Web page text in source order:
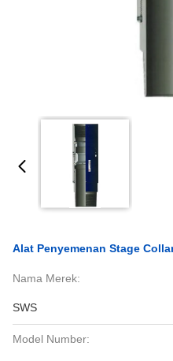
Alat Penyemenan Stage
Nama Merek:
SWS
Model Number: